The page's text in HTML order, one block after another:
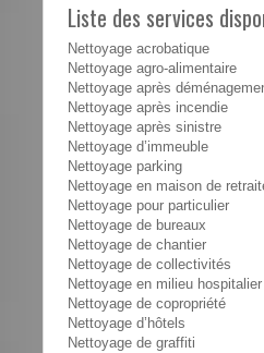
Liste des services
Nettoyage acrobatique
Nettoyage agro-alimentaire
Nettoyage après
Nettoyage après incendie
Nettoyage après sinistre
Nettoyage d’immeuble
Nettoyage parking
Nettoyage en maison de
Nettoyage pour particulier
Nettoyage de bureaux
Nettoyage de chantier
Nettoyage de collectivités
Nettoyage en milieu hospitalier
Nettoyage de copropriété
Nettoyage d’hôtels
Nettoyage de graffiti